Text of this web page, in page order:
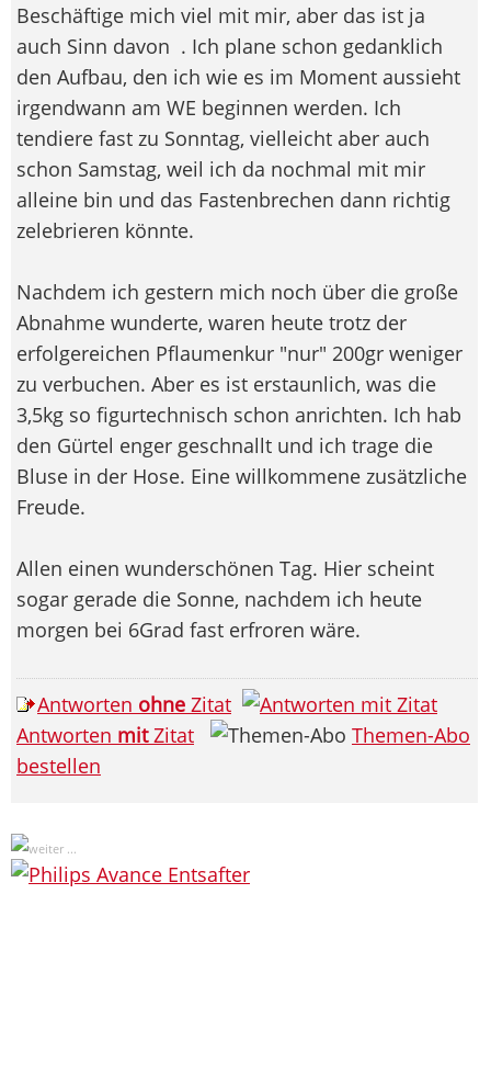
Beschäftige mich viel mit mir, aber das ist ja
auch Sinn davon . Ich plane schon gedanklich
den Aufbau, den ich wie es im Moment aussieht
irgendwann am WE beginnen werden. Ich
tendiere fast zu Sonntag, vielleicht aber auch
schon Samstag, weil ich da nochmal mit mir
alleine bin und das Fastenbrechen dann richtig
zelebrieren könnte.
Nachdem ich gestern mich noch über die große
Abnahme wunderte, waren heute trotz der
erfolgereichen Pflaumenkur "nur" 200gr weniger
zu verbuchen. Aber es ist erstaunlich, was die
3,5kg so figurtechnisch schon anrichten. Ich hab
den Gürtel enger geschnallt und ich trage die
Bluse in der Hose. Eine willkommene zusätzliche
Freude.
Allen einen wunderschönen Tag. Hier scheint
sogar gerade die Sonne, nachdem ich heute
morgen bei 6Grad fast erfroren wäre.
Antworten ohne Zitat
Antworten mitZitat
Themen-Abo
bestellen